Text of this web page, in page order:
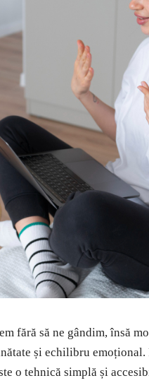
fără să ne gândim, însă
și echilibru
o tehnică simplă și